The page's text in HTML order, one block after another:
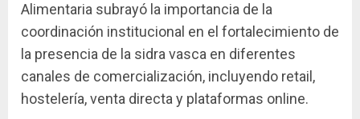
Alimentaria subrayó la importancia de la
coordinación institucional en el fortalecimiento de
la presencia de la sidra vasca en diferentes
canales de comercialización, incluyendo retail,
hostelería, venta directa y plataformas online.